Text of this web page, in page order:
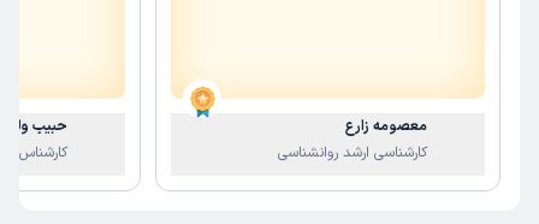
معصومه زارع
کارشناسی ارشد روانشناسی
حبیب ولی
کارشناس